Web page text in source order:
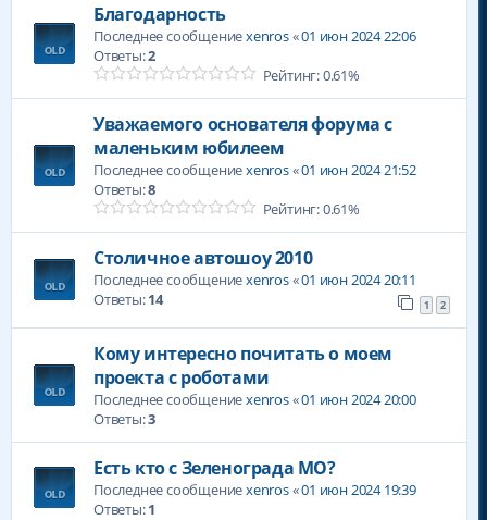
Благодарность
Последнее сообщениеxenros«01 июн 2024 22:06
Ответы:2
Рейтинг: 0.61%
Уважаемого основателя форума с
маленьким юбилеем
Последнее сообщениеxenros«01 июн 2024 21:52
Ответы:8
Рейтинг: 0.61%
Столичное автошоу 2010
Последнее сообщениеxenros«01 июн 2024 20:11
Ответы:14 1 2
Кому интересно почитать о моем
проекта с роботами
Последнее сообщениеxenros«01 июн 2024 20:00
Ответы:3
Есть кто с Зеленограда МО?
Последнее сообщениеxenros«01 июн 2024 19:39
Ответы:1